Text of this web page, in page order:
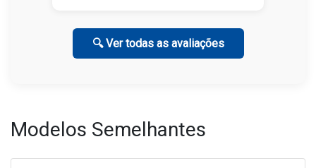
🔍 Ver todas as avaliações
Modelos Semelhantes